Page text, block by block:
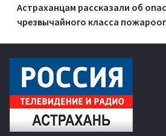
Астраханцам рассказали об
чрезвычайного класса